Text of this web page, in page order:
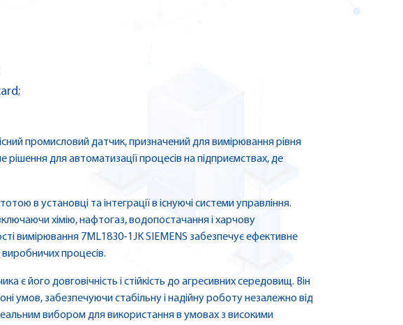
промисловий датчик, призначений для вимірювання рівня
рішення для автоматизації процесів на підприємствах, де
в установці та інтеграції в існуючі системи управління.
хімію, нафтогаз, водопостачання і харчову
вимірювання 7ML1830-1JK SIEMENS забезпечує ефективне
процесів.
є його довговічність і стійкість до агресивних середовищ. Він
умов, забезпечуючи стабільну і надійну роботу незалежно від
вибором для використання в умовах з високими